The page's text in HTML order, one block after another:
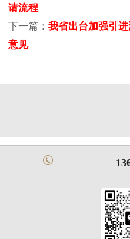
请流程
下一篇： 我省出台加强引
意见